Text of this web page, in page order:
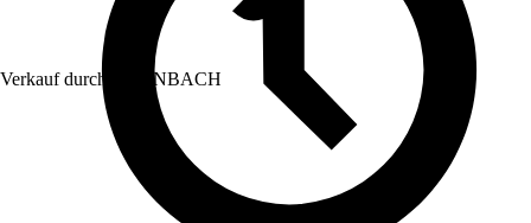
Verkauf durch: HORNBACH